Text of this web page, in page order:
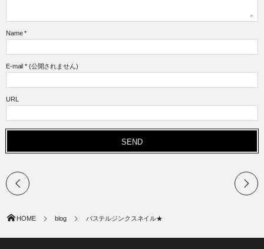
Name *
E-mail *(公開されません)
URL
HOME blog パステルジンクスネイル★